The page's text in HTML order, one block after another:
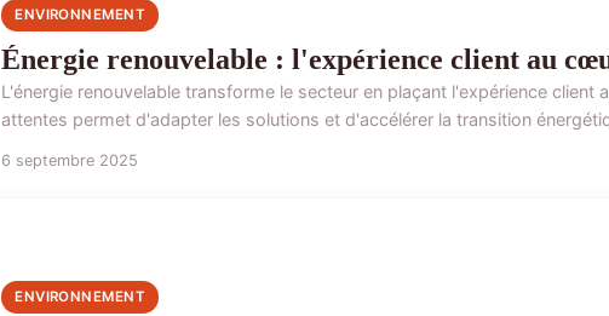
ENVIRONNEMENT
Énergie renouvelable : l'expérience client au
L'énergie renouvelable transforme le secteur en plaçant l'expérience client
attentes permet d'adapter les solutions et d'accélérer la transition
6 septembre 2025
ENVIRONNEMENT